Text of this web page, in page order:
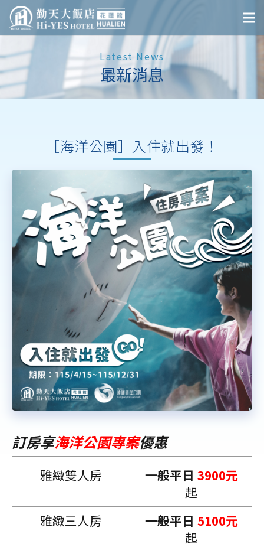
Latest News
最新消息
［海洋公園］入住就出發！
訂房享海洋公園專案優惠
雅緻雙人房 一般平日 3900元
起
雅緻三人房
一般平日 5100元
起